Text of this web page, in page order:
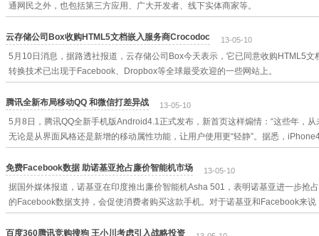
通网民之外，也包括第三方应用、广大开发者、线下实体商家等。
云存储公司Box收购HTML5文档嵌入服务商Crocodoc 13-05-10
5月10日消息，据路透社报道，云存储公司Box今天表示，它已同意收购HTML5
转换技术已出现于Facebook、Dropbox等全球最受欢迎的一些网站上。
腾讯全新布局移动QQ 和微信打差异战 13-05-10
5月8日，腾讯QQ全新手机版Android4.1正式发布，新首页这样煽情：“这些年，
无论是从界面风格还是新增的移动属性功能，让用户使用更“轻静”。据悉，
免费Facebook数据 助诺基亚抢占廉价智能机市场 13-05-10
据国外媒体报道，诺基亚在印度推出廉价智能机Asha 501，表明诺基亚进一步抢
的Facebook数据支持，会促使消费者购买这款手机。对于诺基亚和Facebook来说
百度360腾讯竞购搜狗 王小川考虑引入战略投资